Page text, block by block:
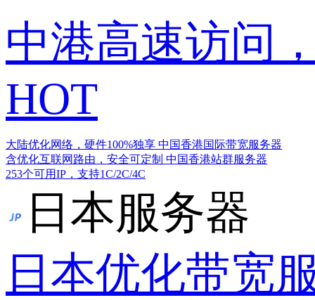
中港高速访问
HOT
大陆优化网络，硬件100%独享 中国香港国际带宽服务器
含优化互联网路由，安全可定制 中国香港站群服务器
253个可用IP，支持1C/2C/4C
日本服务器
日本优化带宽